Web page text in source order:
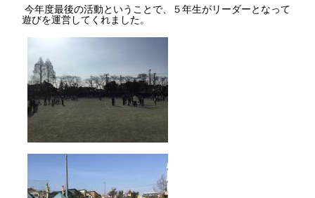
今年度最後の活動ということで、５年生がリーダーとなって
遊びを運営してくれました。